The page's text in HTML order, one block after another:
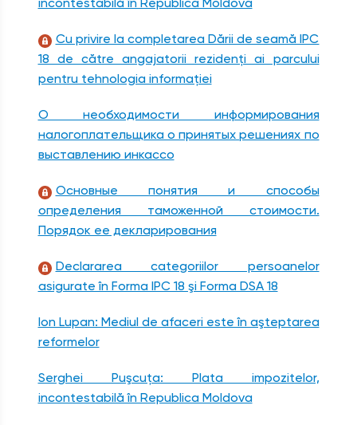
Cu privire la completarea Dării de seamă IPC
18 de către angajatorii rezidenţi ai parcului
pentru tehnologia informaţiei
О необходимости информирования
налогоплательщика о принятых решениях по
выставлению инкассо
Основные понятия и способы
определения таможенной стоимости.
Порядок ее декларирования
Declararea categoriilor persoanelor
asigurate în Forma IPC 18 şi Forma DSA 18
Ion Lupan: Mediul de afaceri este în aşteptarea
reformelor
Serghei Puşcuţa: Plata impozitelor,
incontestabilă în Republica Moldova